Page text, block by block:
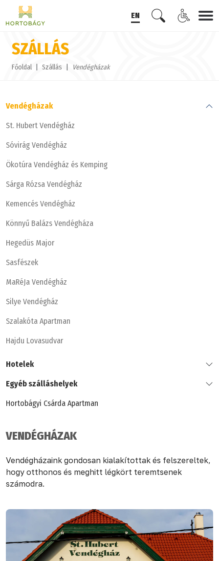
EN
SZÁLLÁS
Főoldal Szállás Vendégházak
Vendégházak
St. Hubert Vendégház
Sóvirág Vendégház
Ökotúra Vendégház és Kemping
Sárga Rózsa Vendégház
Kemencés Vendégház
Könnyű Balázs Vendégháza
Hegedüs Major
Sasfészek
MaRéJa Vendégház
Silye Vendégház
Szalakóta Apartman
Hajdu Lovasudvar
Hotelek
Egyéb szálláshelyek
Hortobágyi Csárda Apartman
VENDÉGHÁZAK
Vendégházaink gondosan kialakítottak és felszereltek,
hogy otthonos és meghitt légkört teremtsenek
számodra.